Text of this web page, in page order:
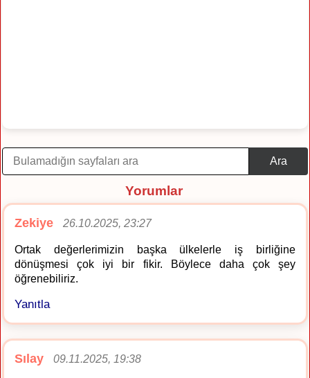
Ara
Yorumlar
Zekiye 26.10.2025, 23:27
Ortak değerlerimizin başka ülkelerle iş birliğine
dönüşmesi çok iyi bir fikir. Böylece daha çok şey
öğrenebiliriz.
Yanıtla
Sılay 09.11.2025, 19:38